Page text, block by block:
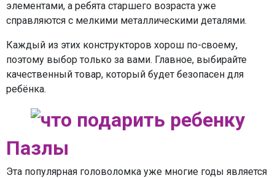
элементами, а ребята старшего возраста уже
справляются с мелкими металлическими деталями.
Каждый из этих конструкторов хорош по-своему,
поэтому выбор только за вами. Главное, выбирайте
качественный товар, который будет безопасен для
ребёнка.
Пазлы
Эта популярная головоломка уже многие годы является